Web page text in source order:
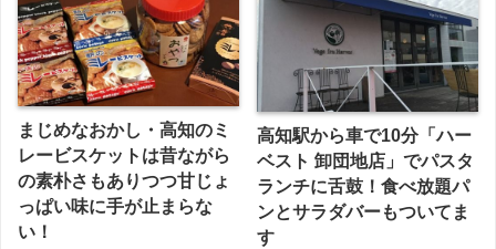
まじめなおかし・高知のミ
レービスケットは昔ながら
の素朴さもありつつ甘じょ
っぱい味に手が止まらな
い！
高知駅から車で10分「ハー
ベスト 卸団地店」でパスタ
ランチに舌鼓！食べ放題パ
ンとサラダバーもついてま
す